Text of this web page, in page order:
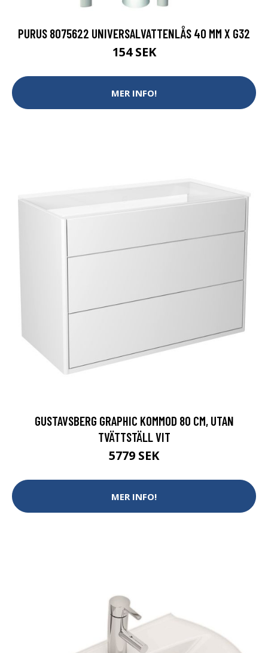
PURUS 8075622 UNIVERSALVATTENLÅS 40 MM X G32
154 SEK
MER INFO!
GUSTAVSBERG GRAPHIC KOMMOD 80 CM, UTAN
TVÄTTSTÄLL VIT
5779 SEK
MER INFO!